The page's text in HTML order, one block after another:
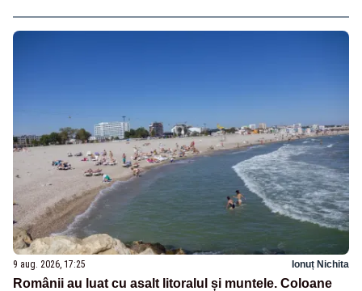
9 aug. 2026, 17:25 Ionuț Nichita
Românii au luat cu asalt litoralul și muntele. Coloane